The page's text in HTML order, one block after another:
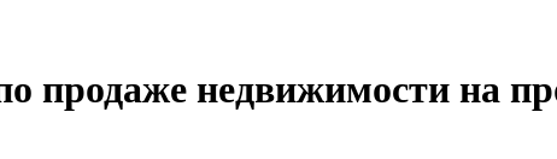
продаже недвижимости на